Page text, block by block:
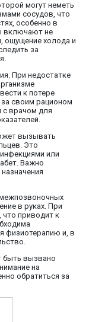
могут неметь
сосудов, что
особенно в
включают не
ощущение холода и
за
При недостатке
к потере
за своим рационом
с врачом для
вызывать
Это
или
Важно
в руках. При
приводит к
физиотерапию и, в
быть вызвано
на
обратиться за